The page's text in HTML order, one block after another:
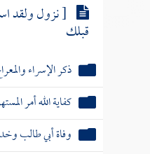
[ نزول ولقد
قبلك
ذكر الإسراء
كفاية الله أمر
وفاة أبي طالب